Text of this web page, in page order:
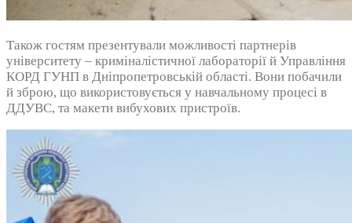
Також гостям презентували можливості партнерів
університету – криміналістичної лабораторії й Управління
КОРД ГУНП в Дніпропетровській області. Вони побачили
й зброю, що використовується у навчальному процесі в
ДДУВС, та макети вибухових пристроїв.